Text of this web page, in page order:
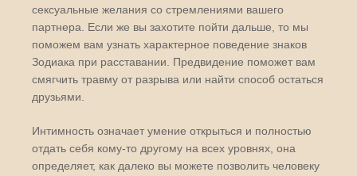
сексуальные желания со стремлениями вашего
партнера. Если же вы захотите пойти дальше, то мы
поможем вам узнать характерное поведение знаков
Зодиака при расставании. Предвидение поможет вам
смягчить травму от разрыва или найти способ остаться
друзьями.
Интимность означает умение открыться и полностью
отдать себя кому-то другому на всех уровнях, она
определяет, как далеко вы можете позволить человеку